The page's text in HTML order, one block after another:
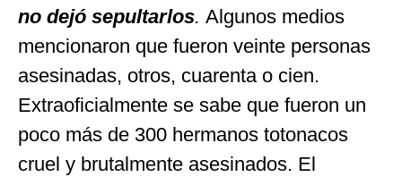
no dejó sepultarlos. Algunos medios
mencionaron que fueron veinte personas
asesinadas, otros, cuarenta o cien.
Extraoficialmente se sabe que fueron un
poco más de 300 hermanos totonacos
cruel y brutalmente asesinados. El